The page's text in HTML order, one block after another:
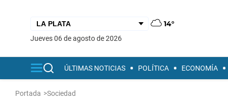
14°
jueves 06 de agosto de 2026
ÚLTIMAS NOTICIAS POLÍTICA ECONOMÍA
Portada >Sociedad